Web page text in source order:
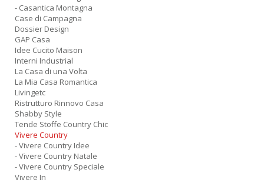
- Casantica Montagna
Case di Campagna
Dossier Design
GAP Casa
Idee Cucito Maison
Interni Industrial
La Casa di una Volta
La Mia Casa Romantica
Livingetc
Ristrutturo Rinnovo Casa
Shabby Style
Tende Stoffe Country Chic
Vivere Country
- Vivere Country Idee
- Vivere Country Natale
- Vivere Country Speciale
Vivere In